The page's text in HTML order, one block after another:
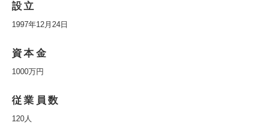
設立
1997年12月24日
資本金
1000万円
従業員数
120人